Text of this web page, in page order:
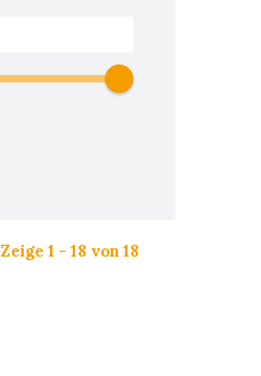
Zeige 1 - 18 von 18